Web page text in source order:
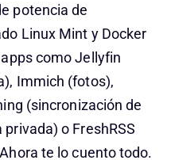
potencia de
Linux Mint y Docker
como Jellyfin
Immich (fotos),
(sincronización de
o FreshRSS
te lo cuento todo.